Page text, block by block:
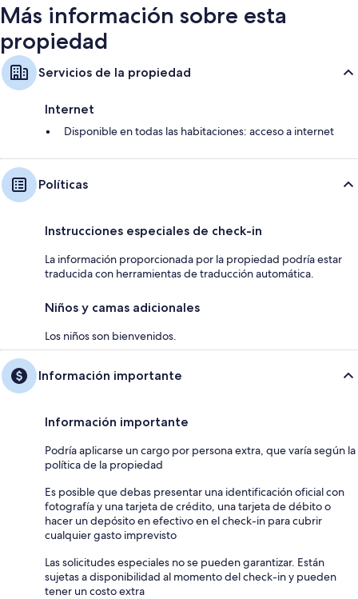
Más información sobre esta
propiedad
Servicios de la propiedad
Internet
Disponible en todas las habitaciones: acceso a internet
Políticas
Instrucciones especiales de check-in
La información proporcionada por la propiedad podría estar
traducida con herramientas de traducción automática.
Niños y camas adicionales
Los niños son bienvenidos.
Información importante
Información importante
Podría aplicarse un cargo por persona extra, que varía según la
política de la propiedad
Es posible que debas presentar una identificación oficial con
fotografía y una tarjeta de crédito, una tarjeta de débito o
hacer un depósito en efectivo en el check-in para cubrir
cualquier gasto imprevisto
Las solicitudes especiales no se pueden garantizar. Están
sujetas a disponibilidad al momento del check-in y pueden
tener un costo extra